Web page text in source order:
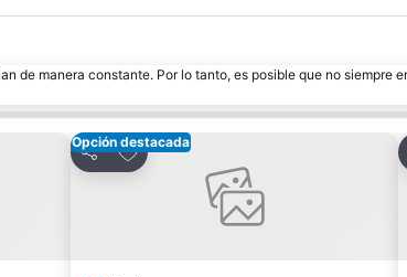
de manera constante. Por lo tanto, es posible que no siempre
Opción destacada
Compartir
Agregar a favoritos